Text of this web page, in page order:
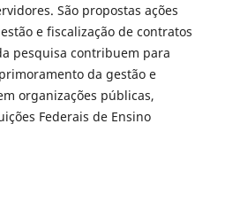
São propostas ações
e fiscalização de contratos
pesquisa contribuem para
da gestão e
organizações públicas,
Federais de Ensino